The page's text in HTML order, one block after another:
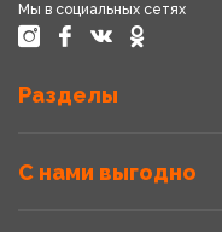
Мы в социальных сетях
Разделы
С нами выгодно